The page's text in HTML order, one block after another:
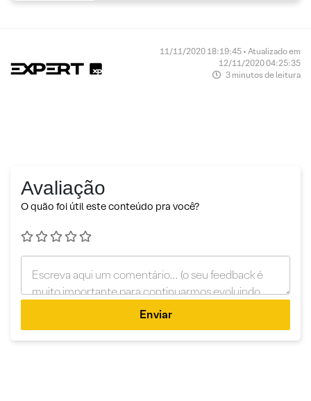
11/11/2020 18:19:45 • Atualizado em
12/11/2020 04:25:35
3 minutos de leitura
Avaliação
O quão foi útil este conteúdo pra você?
Enviar